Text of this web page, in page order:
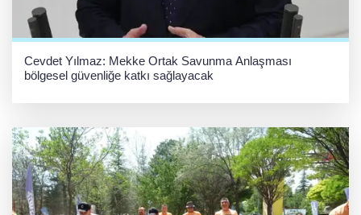
Cevdet Yılmaz: Mekke Ortak Savunma Anlaşması
bölgesel güvenliğe katkı sağlayacak